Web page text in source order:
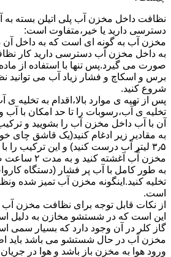
نظافت داخل مخزن آب پلی اتیلن بسته به
دسترسی دارید یا خیر،متفاوت است:
مخزن آب به گونه ای است که به داخل آن
به داخل مخزن آب دسترسی دارید کار
صورت می گیرد.پس تنها با استفاده از
برس و اسکاچ و فشار زیاد آب می توانید
شروع کنید.
پس از تهیه ی موارد بالا،اقدام به تخلیه
تخلیه ی آب،رسوبات را تا حد امکان با آب
آن با آب داخل مخزن آب را بشویید و
به مقادیر زیر ادغام کنید(یک قاشق چای
۳٫۵ لیتر آب درست کنید) و این ترکیب را
مخزن آّب
به طور کامل با آب پر فشار (دستگاه
تخلیه کنید.اینگونه مخزن آب تمیز شده
است.
از نکات قابل توجه برای نظافت مخزن آب
این است که در شستشو مخازن به دلیل
گاز کلر در آن وجود دارد که بسیار سمی
مخزن آب در حال شستشو می باشد باید
ورود هوا به مخزن باز باشد و هوا در